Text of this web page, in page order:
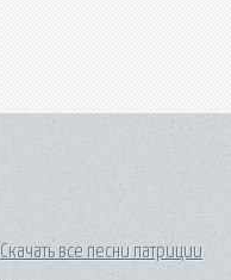
Скачать все песни патриции